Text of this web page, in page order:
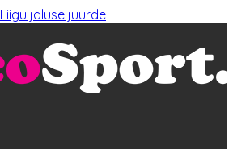
Liigu jaluse juurde